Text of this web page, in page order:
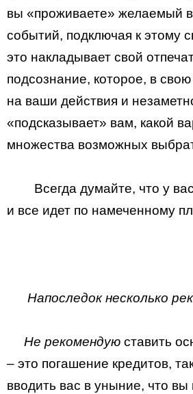
вы «проживаете» желаемый
событий, подключая к этому
это накладывает свой
подсознание, которое, в
на ваши действия и
«подсказывает» вам, какой
множества возможных
Всегда думайте, что у вас
и все идет по намеченному
Напоследок несколько
Не рекомендую ставить
– это погашение кредитов,
вводить вас в уныние, что